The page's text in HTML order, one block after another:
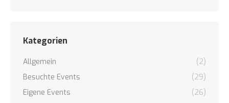
Kategorien
Allgemein
(2)
Besuchte Events
(29)
Eigene Events
(26)